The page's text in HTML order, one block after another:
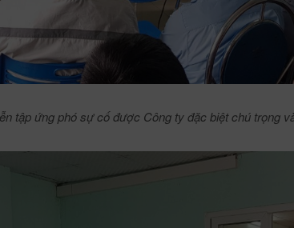
tập ứng phó sự cố được Công ty đặc biệt chú trọng